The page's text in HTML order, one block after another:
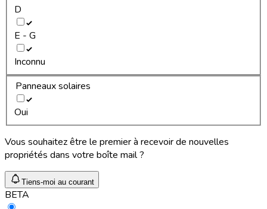
D
E - G
Inconnu
Panneaux solaires
Oui
Vous souhaitez être le premier à recevoir de nouvelles
propriétés dans votre boîte mail ?
Tiens-moi au courant
BETA